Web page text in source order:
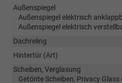
Außenspiegel
Außenspiegel elektrisch
Außenspiegel elektrisch
Dachreling
Hintertür (Art)
Scheiben, Verglasung
Getönte Scheiben, Privacy